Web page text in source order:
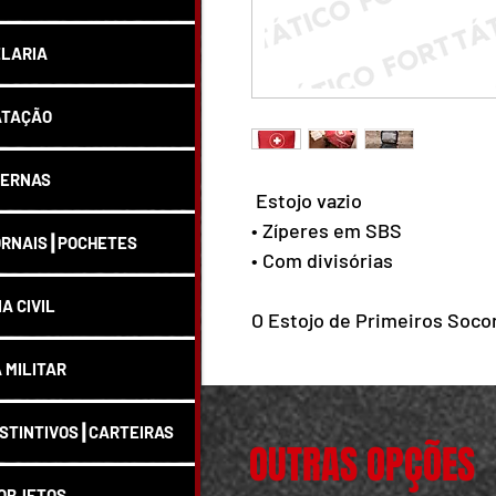
Estojo vazio
• Zíperes em SBS
• Com divisórias
O Estojo de Primeiros
aventuras ou materiais
atendimento como, por
ataduras, etc.
OUTRAS OPÇÕES
CIVIL
MILITAR